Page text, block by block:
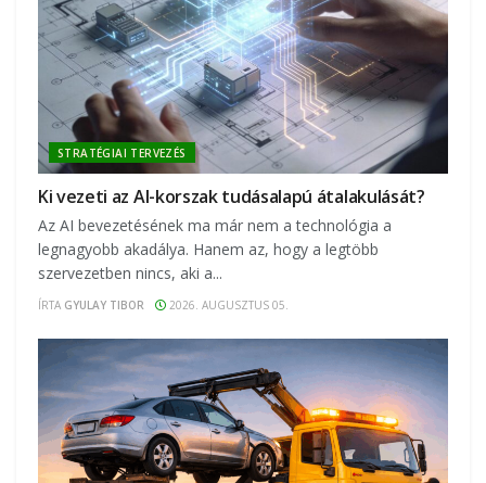
STRATÉGIAI TERVEZÉS
Ki vezeti az AI-korszak tudásalapú átalakulását?
Az AI bevezetésének ma már nem a technológia a
legnagyobb akadálya. Hanem az, hogy a legtöbb
szervezetben nincs, aki a...
ÍRTA GYULAY TIBOR 2026. AUGUSZTUS 05.